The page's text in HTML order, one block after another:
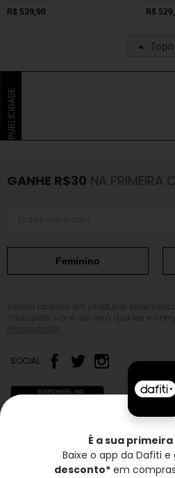
R$ 539,90
R$
Topo
PUBLICIDADE
GANHE R$30 NA PRIMEIRA
Feminino
SOCIAL
Frete grátis* Troca
É a sua
Baixe o app da Dafiti e
desconto*em